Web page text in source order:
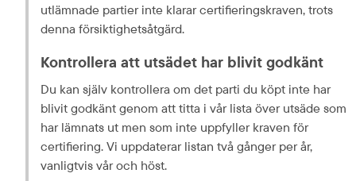
utlämnade partier inte klarar certifieringskraven, trots
denna försiktighetsåtgärd.
Kontrollera att utsädet har blivit godkänt
Du kan själv kontrollera om det parti du köpt inte har
blivit godkänt genom att titta i vår lista över utsäde som
har lämnats ut men som inte uppfyller kraven för
certifiering. Vi uppdaterar listan två gånger per år,
vanligtvis vår och höst.